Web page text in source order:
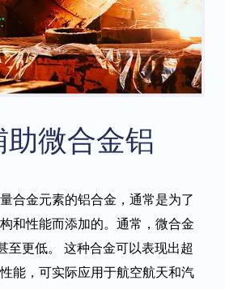
助微合金铝
合金元素的铝合金，通常是为了
和性能而添加的。通常，微合金
至更低。 这种合金可以表现出超
能，可实际应用于航空航天和汽